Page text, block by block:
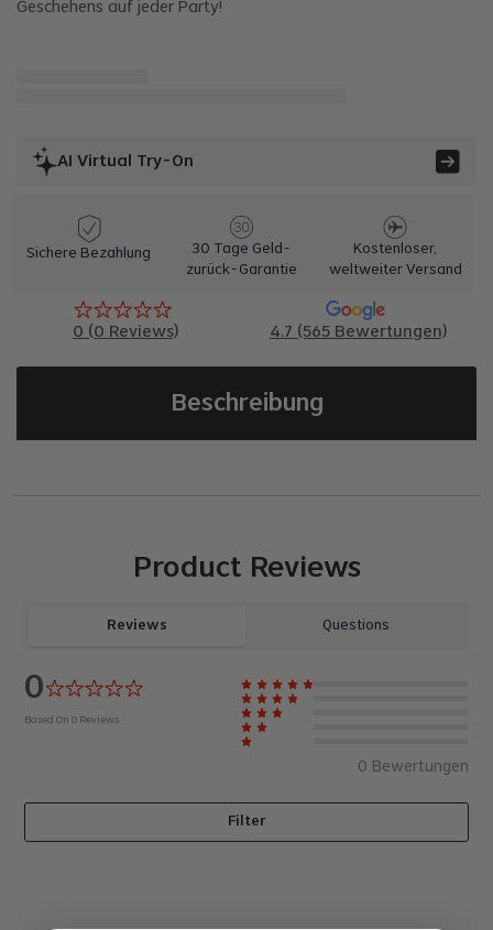
Geschehens auf jeder Party!
AI Virtual Try-On
Sichere Bezahlung
30 Tage Geld-
zurück-Garantie
Kostenloser,
weltweiter Versand
0 (0 Reviews) 4.7 (565 Bewertungen)
Beschreibung
Product Reviews
Reviews Questions
0
Based On0 Reviews
0 Bewertungen
Filter